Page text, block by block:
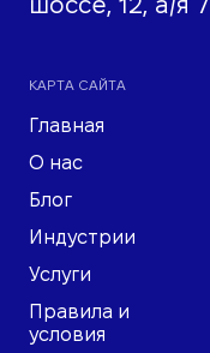
КАРТА САЙТА
Главная
О нас
Блог
Индустрии
Услуги
Правила и
условия